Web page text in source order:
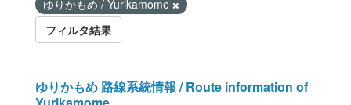
ゆりかもめ / Yurikamome
フィルタ結果
ゆりかもめ 路線系統情報 / Route information of